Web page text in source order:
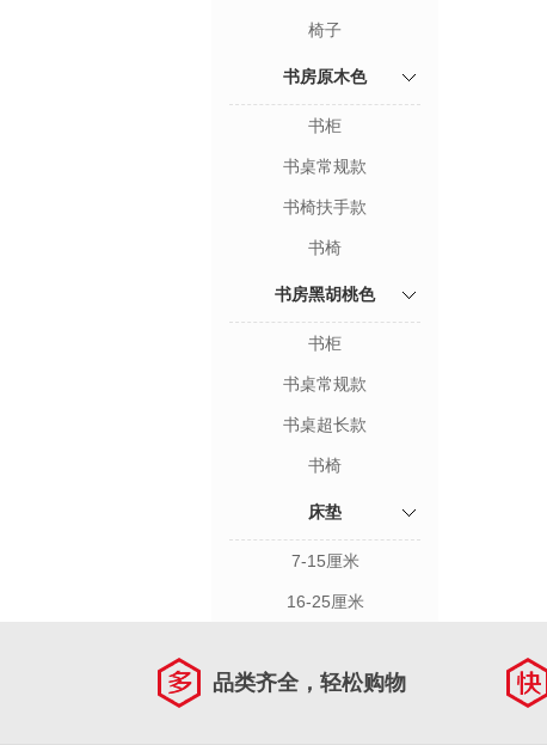
椅子
书房原木色
书柜
书桌常规款
书椅扶手款
书椅
书房黑胡桃色
书柜
书桌常规款
书桌超长款
书椅
床垫
7-15厘米
16-25厘米
品类齐全，轻松购物